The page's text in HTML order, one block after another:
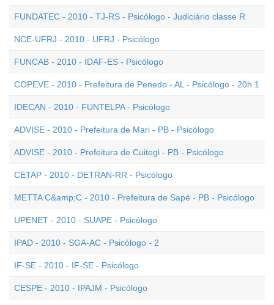
FUNDATEC - 2010 - TJ-RS - Psicólogo - Judiciário classe R
NCE-UFRJ - 2010 - UFRJ - Psicólogo
FUNCAB - 2010 - IDAF-ES - Psicólogo
COPEVE - 2010 - Prefeitura de Penedo - AL - Psicólogo - 20h 1
IDECAN - 2010 - FUNTELPA - Psicólogo
ADVISE - 2010 - Prefeitura de Mari - PB - Psicólogo
ADVISE - 2010 - Prefeitura de Cuitegi - PB - Psicólogo
CETAP - 2010 - DETRAN-RR - Psicólogo
METTA C&amp;C - 2010 - Prefeitura de Sapé - PB - Psicólogo
UPENET - 2010 - SUAPE - Psicólogo
IPAD - 2010 - SGA-AC - Psicólogo - 2
IF-SE - 2010 - IF-SE - Psicólogo
CESPE - 2010 - IPAJM - Psicólogo